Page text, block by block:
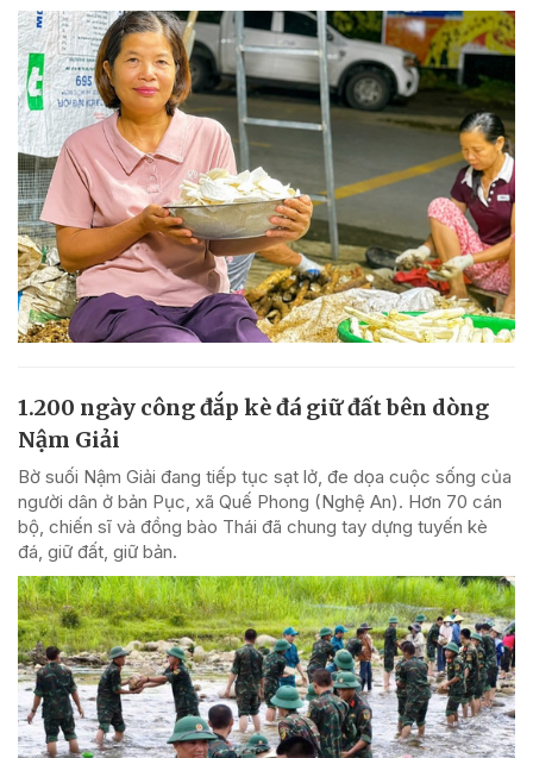
1.200 ngày công đắp kè đá giữ đất bên dòng
Nậm Giải
Bờ suối Nậm Giải đang tiếp tục sạt lở, đe dọa cuộc sống của
người dân ở bản Pục, xã Quế Phong (Nghệ An). Hơn 70 cán
bộ, chiến sĩ và đồng bào Thái đã chung tay dựng tuyến kè
đá, giữ đất, giữ bản.